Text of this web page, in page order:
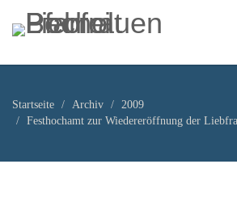
Startseite Archiv
2009
Festhochamt zur Wiedereröffnung der